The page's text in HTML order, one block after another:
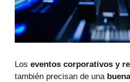
Los eventos corporativos y
también precisan de una